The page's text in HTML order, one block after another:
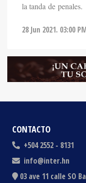
CONTACTO
+504 2552 - 8131
info@inter.hn
03 ave 11 calle SO